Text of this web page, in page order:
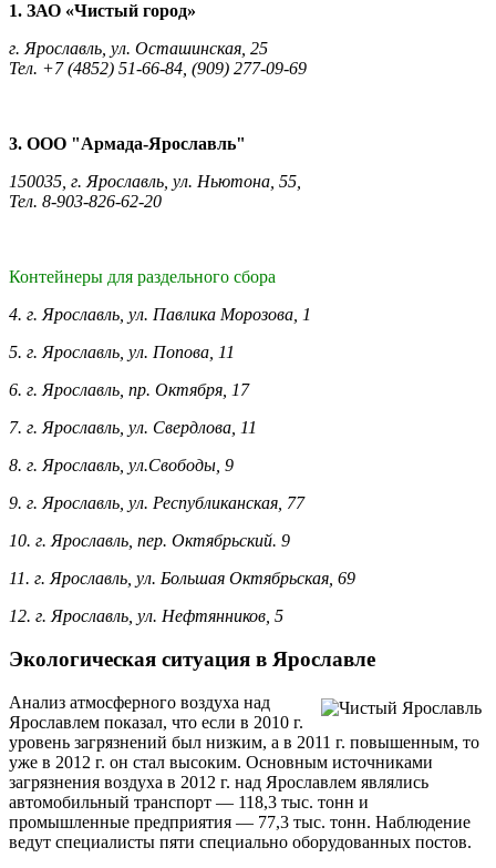
1. ЗАО «Чистый город»
г. Ярославль, ул. Осташинская, 25
Тел. +7 (4852) 51-66-84, (909) 277-09-69
3. ООО "Армада-Ярославль"
150035, г. Ярославль, ул. Ньютона, 55,
Тел. 8-903-826-62-20
Контейнеры для раздельного сбора
4. г. Ярославль, ул. Павлика Морозова, 1
5. г. Ярославль, ул. Попова, 11
6. г. Ярославль, пр. Октября, 17
7. г. Ярославль, ул. Свердлова, 11
8. г. Ярославль, ул.Свободы, 9
9. г. Ярославль, ул. Республиканская, 77
10. г. Ярославль, пер. Октябрьский. 9
11. г. Ярославль, ул. Большая Октябрьская, 69
12. г. Ярославль, ул. Нефтянников, 5
Экологическая ситуация в Ярославле
Анализ атмосферного воздуха над
Ярославлем показал, что если в 2010 г.
уровень загрязнений был низким, а в 2011 г. повышенным, то
уже в 2012 г. он стал высоким. Основным источниками
загрязнения воздуха в 2012 г. над Ярославлем являлись
автомобильный транспорт — 118,3 тыс. тонн и
промышленные предприятия — 77,3 тыс. тонн. Наблюдение
ведут специалисты пяти специально оборудованных постов.